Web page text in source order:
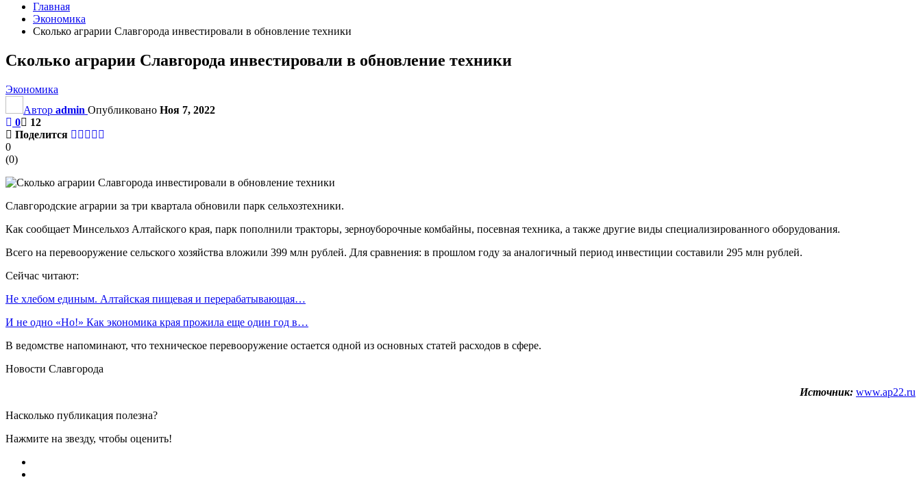
Главная
Экономика
Сколько аграрии Славгорода инвестировали в обновление техники
Сколько аграрии Славгорода инвестировали в обновление техники
Экономика
Автор admin Опубликовано Ноя 7, 2022
0
12
Поделится
0
(0)
Славгородские аграрии за три квартала обновили парк сельхозтехники.
Как сообщает Минсельхоз Алтайского края, парк пополнили тракторы, зерноуборочные комбайны, посевная техника, а также другие виды специализированного оборудования.
Всего на перевооружение сельского хозяйства вложили 399 млн рублей. Для сравнения: в прошлом году за аналогичный период инвестиции составили 295 млн рублей.
Сейчас читают:
Не хлебом единым. Алтайская пищевая и перерабатывающая…
И не одно «Но!» Как экономика края прожила еще один год в…
В ведомстве напоминают, что техническое перевооружение остается одной из основных статей расходов в сфере.
Новости Славгорода
Источник: www.ap22.ru
Насколько публикация полезна?
Нажмите на звезду, чтобы оценить!